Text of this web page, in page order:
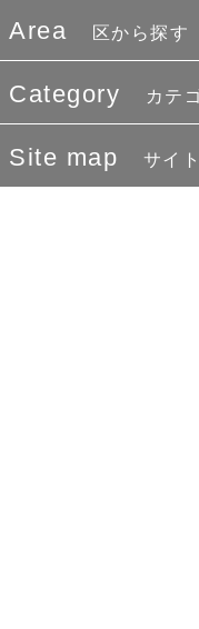
Area 区から探す
Category カテ
Site map サイ